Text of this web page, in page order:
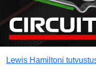
Lewis Hamiltoni